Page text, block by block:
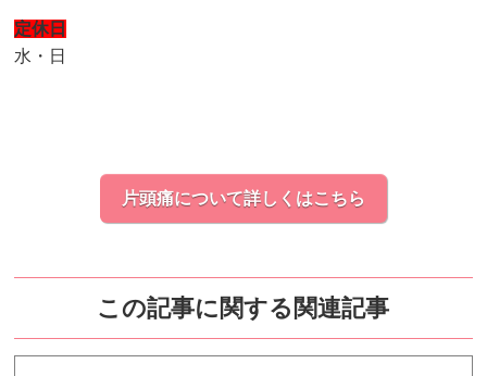
定休日
水・日
片頭痛について詳しくはこちら
この記事に関する関連記事